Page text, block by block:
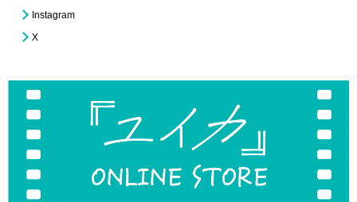
Instagram
X